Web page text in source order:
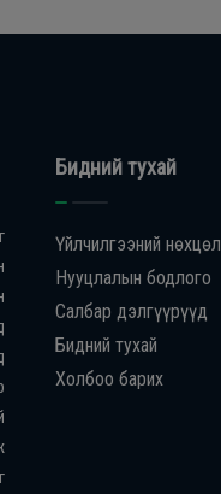
Бидний тухай
Үйлчилгээний нөхцөл
Нууцлалын бодлого
Салбар дэлгүүрүүд
Бидний тухай
Холбоо барих